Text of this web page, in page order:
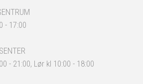
- 17:00
- 21:00, Lør kl 10:00 - 18:00